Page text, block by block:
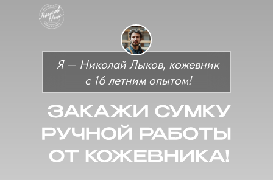
Я — Николай Лыков, кожевник
с 16 летним опытом!